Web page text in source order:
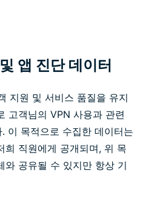
앱 진단 데이터
지원 및 서비스 품질을 유지
고객님의 VPN 사용과 관련
이 목적으로 수집한 데이터는
희 직원에게 공개되며, 위 목
와 공유될 수 있지만 항상 기